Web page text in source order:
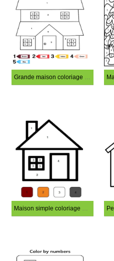
Grande maison coloriage magique
Maison simple coloriage magique